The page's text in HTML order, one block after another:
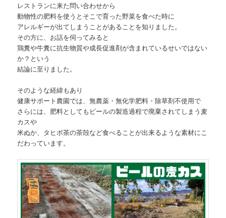
レストランに来た問い合わせから
動物性の肥料を使うとそこで育った野菜を食べた時に
アレルギーが出てしまうことがあることを知りました。
その方に、お話を伺ってみると
鶏糞や牛糞に抗生物質や成長促進剤が含まれているせいではない
か？という
結論に至りました。
そのような経緯もあり
健康サポート農園では、無農薬・無化学肥料・除草剤不使用で
さらには、肥料としてもビールの製造過程で廃棄されてしまう麦
カスや
米ぬか、タヒボ茶の茶殻など食べることが出来るような素材にこ
だわっています。